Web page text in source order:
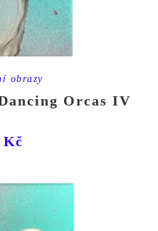
obrazy
Orcas IV
Kč